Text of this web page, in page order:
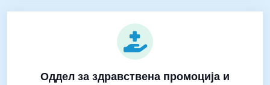
Оддел за здравствена промоција и